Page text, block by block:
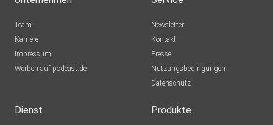
Team
Karriere
Impressum
Werben auf podcast.de
Newsletter
Kontakt
Presse
Nutzungsbedingungen
Datenschutz
Dienst Produkte